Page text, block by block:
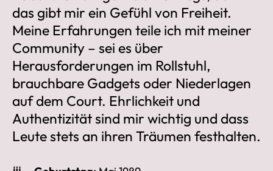
das gibt mir ein Gefühl von Freiheit.
Meine Erfahrungen teile ich mit meiner
Community – sei es über
Herausforderungen im Rollstuhl,
brauchbare Gadgets oder Niederlagen
auf dem Court. Ehrlichkeit und
Authentizität sind mir wichtig und dass
Leute stets an ihren Träumen festhalten.